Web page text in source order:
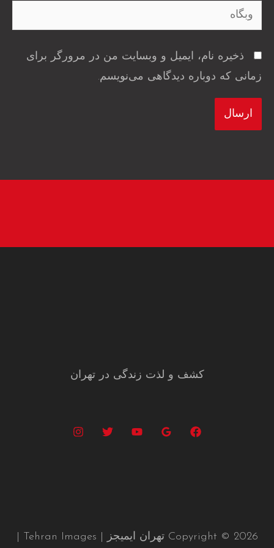
وبگاه
ذخیره نام، ایمیل و وبسایت من در مرورگر برای
زمانی که دوباره دیدگاهی می‌نویسم.
کشف و لذت زندگی در تهران